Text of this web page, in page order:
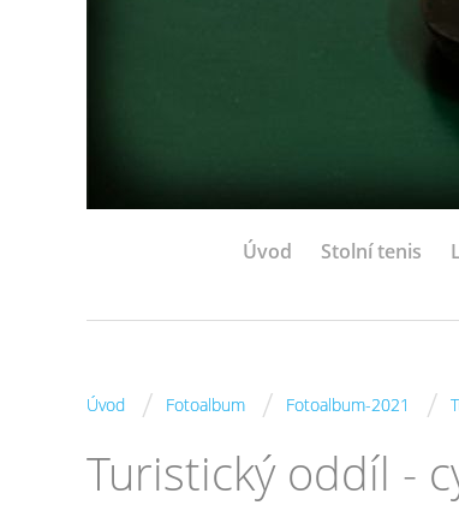
Úvod Stolní tenis
Úvod / Fotoalbum / Fotoalbum-2021 /
Turistický oddíl -